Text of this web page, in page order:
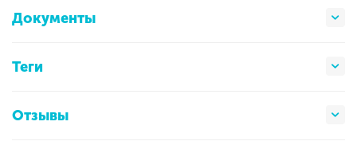
Документы
Теги
Отзывы